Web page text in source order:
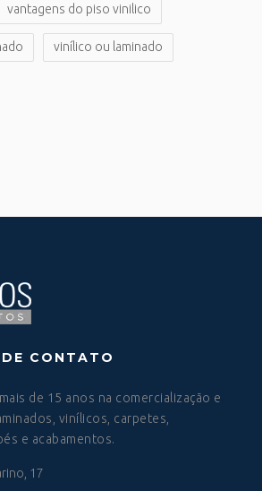
vantagens do piso vinilico
vinílico ou laminado
CONTATO
de 15 anos na comercialização e
vinílicos, carpetes,
e acabamentos.
17